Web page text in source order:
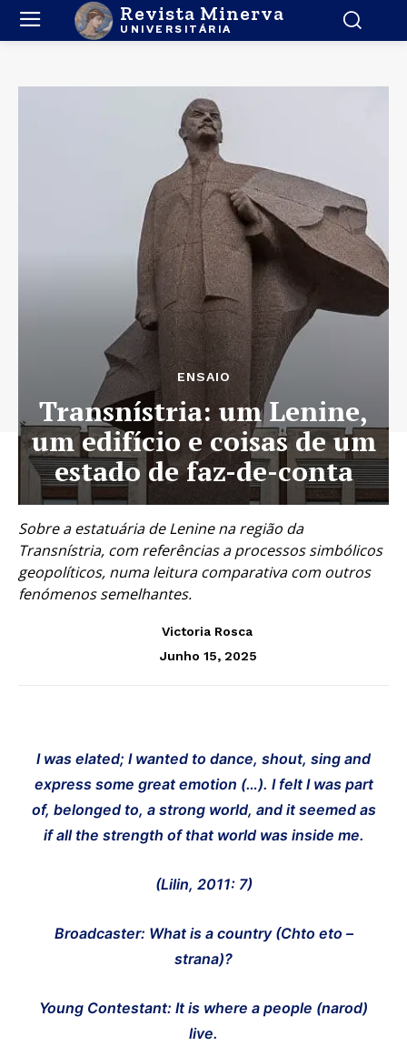
Revista Minerva
UNIVERSITÁRIA
ENSAIO
Transnístria: um Lenine,
um edifício e coisas de um
estado de faz-de-conta
Sobre a estatuária de Lenine na região da
Transnístria, com referências a processos simbólicos
geopolíticos, numa leitura comparativa com outros
fenómenos semelhantes.
Victoria Rosca
Junho 15, 2025
I was elated; I wanted to dance, shout, sing and
express some great emotion (…). I felt I was part
of, belonged to, a strong world, and it seemed as
if all the strength of that world was inside me.
(Lilin, 2011: 7)
Broadcaster: What is a country (Chto eto –
strana)?
Young Contestant: It is where a people (narod)
live.